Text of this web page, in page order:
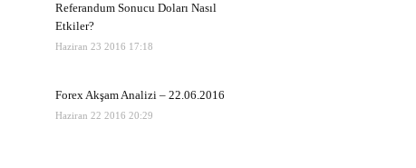
Referandum Sonucu Doları Nasıl
Etkiler?
Haziran 23 2016 17:18
Forex Akşam Analizi – 22.06.2016
Haziran 22 2016 20:29